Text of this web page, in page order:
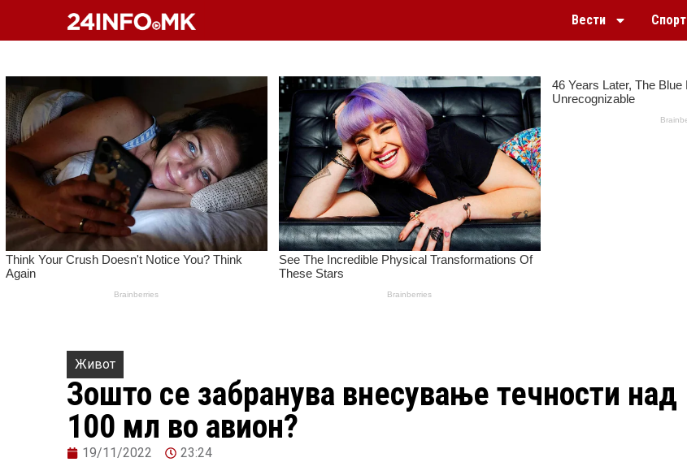
Вести Спорт
Живот
Зошто се забранува внесување течности над
100 мл во авион?
19/11/2022 23:24